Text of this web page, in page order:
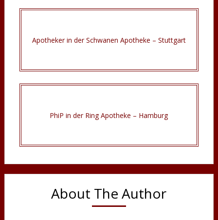
Apotheker in der Schwanen Apotheke – Stuttgart
PhiP in der Ring Apotheke – Hamburg
About The Author